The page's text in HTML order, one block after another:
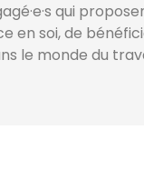
qui
soi, de
le monde du